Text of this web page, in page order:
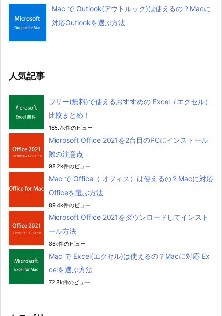
Mac で Outlook(アウトルック)は使えるの？Macに
対応Outlookを選ぶ方法
人気記事
フリー(無料)で使えるおすすめの Excel（エクセル）
比較まとめ！
165.7k件のビュー
Microsoft Office 2021を2台目のPCにインストール
際の注意点
98.2k件のビュー
Mac で Office（ オフィス）は使えるの？Macに対応
Officeを選ぶ方法
89.4k件のビュー
Microsoft Office 2021をダウンロードしてインスト
ール方法
86k件のビュー
Mac で Excel(エクセル)は使えるの？Macに対応 Ex
celを選ぶ方法
72.8k件のビュー